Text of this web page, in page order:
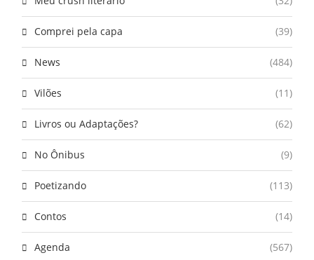
Comprei pela capa (39)
News (484)
Vilões (11)
Livros ou Adaptações? (62)
No Ônibus (9)
Poetizando (113)
Contos (14)
Agenda (567)